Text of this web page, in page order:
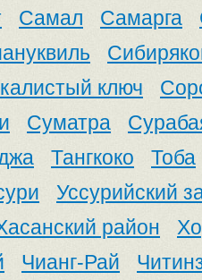
Самал Самарга
ключ
Суматра
Тангкоко
Тоба
Уссурийский
район
Чианг-Рай